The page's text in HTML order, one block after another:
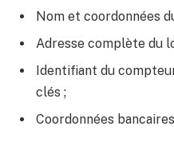
Nom et coordonnées
Adresse complète du
Identifiant du
clés ;
Coordonnées